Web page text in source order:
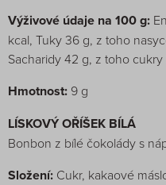
Výživové údaje na 100 g:
kcal, Tuky 36 g, z toho
Sacharidy 42 g, z toho
Hmotnost: 9 g
LÍSKOVÝ OŘÍŠEK BÍLÁ
Bonbon z bílé čokolády s
Složení: Cukr, kakaové